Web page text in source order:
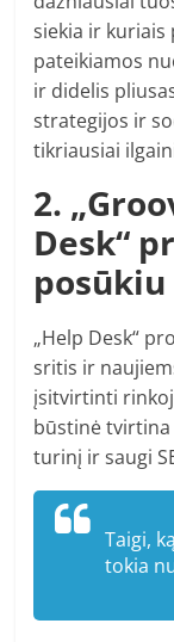
siekia ir kuriais
pateikiamos
ir didelis
strategijos ir
tikriausiai
2.
Desk“
posūkiu
„Help Desk“
sritis ir
įsitvirtinti
būstinė
turinį ir saugi
Taigi,
tokia